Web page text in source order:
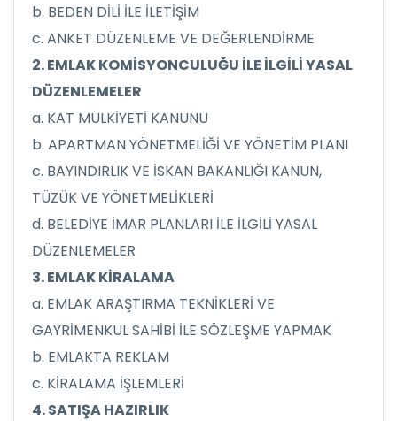
b. BEDEN DİLİ İLE İLETİŞİM
c. ANKET DÜZENLEME VE DEĞERLENDİRME
2. EMLAK KOMİSYONCULUĞU İLE İLGİLİ YASAL
DÜZENLEMELER
a. KAT MÜLKİYETİ KANUNU
b. APARTMAN YÖNETMELİĞİ VE YÖNETİM PLANI
c. BAYINDIRLIK VE İSKAN BAKANLIĞI KANUN,
TÜZÜK VE YÖNETMELİKLERİ
d. BELEDİYE İMAR PLANLARI İLE İLGİLİ YASAL
DÜZENLEMELER
3. EMLAK KİRALAMA
a. EMLAK ARAŞTIRMA TEKNİKLERİ VE
GAYRİMENKUL SAHİBİ İLE SÖZLEŞME YAPMAK
b. EMLAKTA REKLAM
c. KİRALAMA İŞLEMLERİ
4. SATIŞA HAZIRLIK